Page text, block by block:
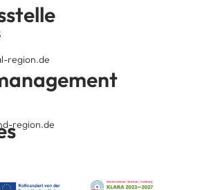
region.de
region.de